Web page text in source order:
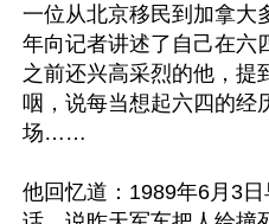
一位从北京移民到加拿大
年向记者讲述了自己在六
之前还兴高采烈的他，提
咽，说每当想起六四的经
场……
他回忆道：1989年6月3